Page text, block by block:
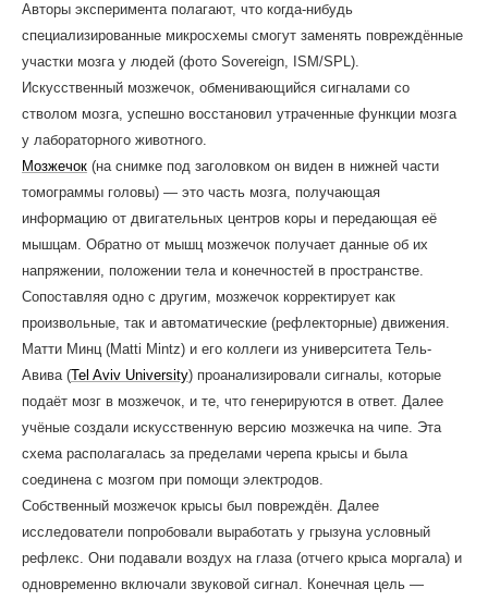
Авторы эксперимента полагают, что когда-нибудь
специализированные микросхемы смогут заменять повреждённые
участки мозга у людей (фото Sovereign, ISM/SPL).
Искусственный мозжечок, обменивающийся сигналами со
стволом мозга, успешно восстановил утраченные функции мозга
у лабораторного животного.
Мозжечок (на снимке под заголовком он виден в нижней части
томограммы головы) — это часть мозга, получающая
информацию от двигательных центров коры и передающая её
мышцам. Обратно от мышц мозжечок получает данные об их
напряжении, положении тела и конечностей в пространстве.
Сопоставляя одно с другим, мозжечок корректирует как
произвольные, так и автоматические (рефлекторные) движения.
Матти Минц (Matti Mintz) и его коллеги из университета Тель-
Авива (Tel Aviv University) проанализировали сигналы, которые
подаёт мозг в мозжечок, и те, что генерируются в ответ. Далее
учёные создали искусственную версию мозжечка на чипе. Эта
схема располагалась за пределами черепа крысы и была
соединена с мозгом при помощи электродов.
Собственный мозжечок крысы был повреждён. Далее
исследователи попробовали выработать у грызуна условный
рефлекс. Они подавали воздух на глаза (отчего крыса моргала) и
одновременно включали звуковой сигнал. Конечная цель —